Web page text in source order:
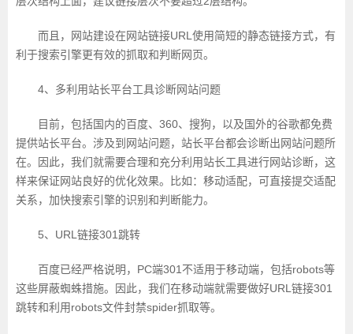
而且，网站建设在网站链接URL使用简短的静态链接方式，有
利于搜索引擎更有效的抓取和判断网页。
4、多利用站长平台工具诊断网站问题
目前，包括国内的百度、360、搜狗，以及国外的谷歌都免费
提供站长平台。涉及到网站问题，站长平台都会诊断出网站问题所
在。因此，我们就需要合理和充分利用站长工具进行网站诊断，这
样来保证网站良好的优化效果。比如：移动适配，可直接提交适配
关系，加快搜索引擎的识别和判断能力。
5、URL链接301跳转
百度已经严格说明，PC端301不适用于移动端，包括robots等
这些屏蔽蜘蛛措施。因此，我们在移动端就需要做好URL链接301
跳转和利用robots文件封禁spider抓取等。